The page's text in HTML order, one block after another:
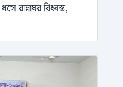
রান্নাঘর বিধ্বস্ত,